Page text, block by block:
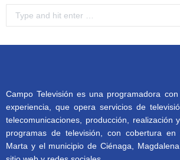
Campo Televisión es una programadora
experiencia, que opera servicios de
telecomunicaciones, producción, realización
programas de televisión, con cobertura
Marta y el municipio de Ciénaga,